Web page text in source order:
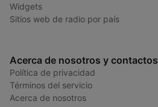
Widgets
Sitios web de radio por país
Acerca de nosotros y contactos
Política de privacidad
Términos del servicio
Acerca de nosotros